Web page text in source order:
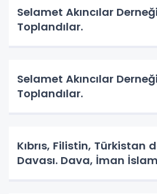
Selamet Akıncılar
Toplandılar.
Selamet Akıncılar
Toplandılar.
Kıbrıs, Filistin, Türkistan
Davası. Dava, İman